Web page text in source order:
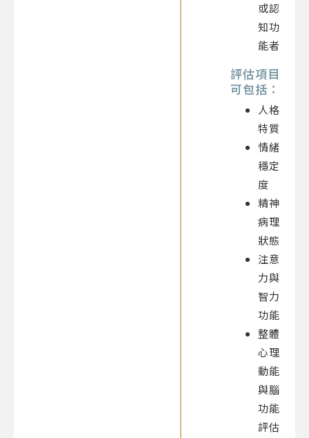
或認
知功
能者
評估項目
可包括：
人格
特質
情緒
穩定
度
精神
病理
狀態
注意
力與
智力
功能
整體
心理
動能
與腦
功能
評估